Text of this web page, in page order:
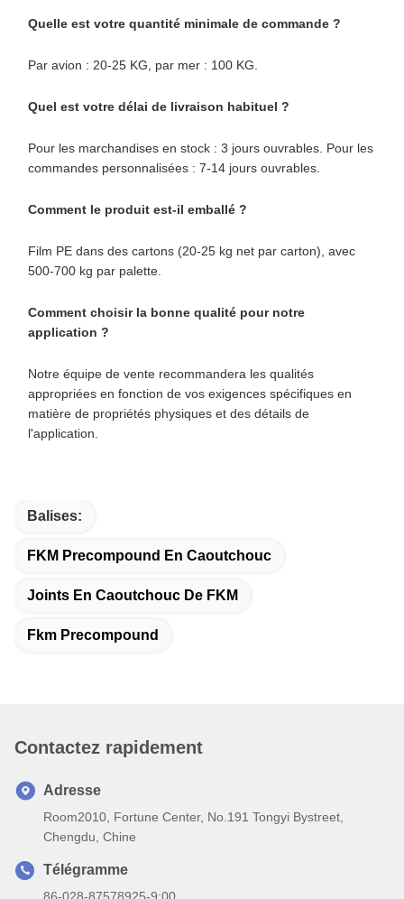
Quelle est votre quantité minimale de commande ?
Par avion : 20-25 KG, par mer : 100 KG.
Quel est votre délai de livraison habituel ?
Pour les marchandises en stock : 3 jours ouvrables. Pour les
commandes personnalisées : 7-14 jours ouvrables.
Comment le produit est-il emballé ?
Film PE dans des cartons (20-25 kg net par carton), avec
500-700 kg par palette.
Comment choisir la bonne qualité pour notre
application ?
Notre équipe de vente recommandera les qualités
appropriées en fonction de vos exigences spécifiques en
matière de propriétés physiques et des détails de
l'application.
Balises:
FKM Precompound En Caoutchouc
Joints En Caoutchouc De FKM
Fkm Precompound
Contactez rapidement
Adresse
Room2010, Fortune Center, No.191 Tongyi Bystreet,
Chengdu, Chine
Télégramme